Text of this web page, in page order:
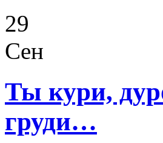
29
Сен
Ты кури,
груди…